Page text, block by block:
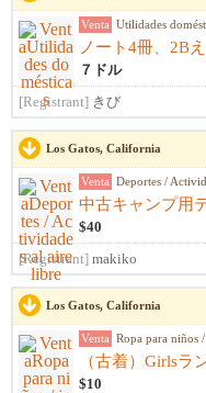
Venta Utilidades
ノート4冊、2B
７ドル
[Registrant] きび
Los Gatos, California
Venta Deportes /
中古キャンプ用
$40
[Registrant] makiko
Los Gatos, California
Venta Ropa para niños
（古着）Girlsラ
$10